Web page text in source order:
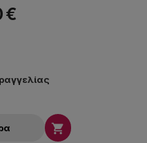
€
